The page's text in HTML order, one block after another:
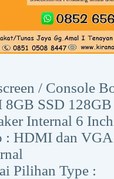
/ Console
SSD 128GB
Internal 6
: HDMI dan VGA
Pilihan Type :